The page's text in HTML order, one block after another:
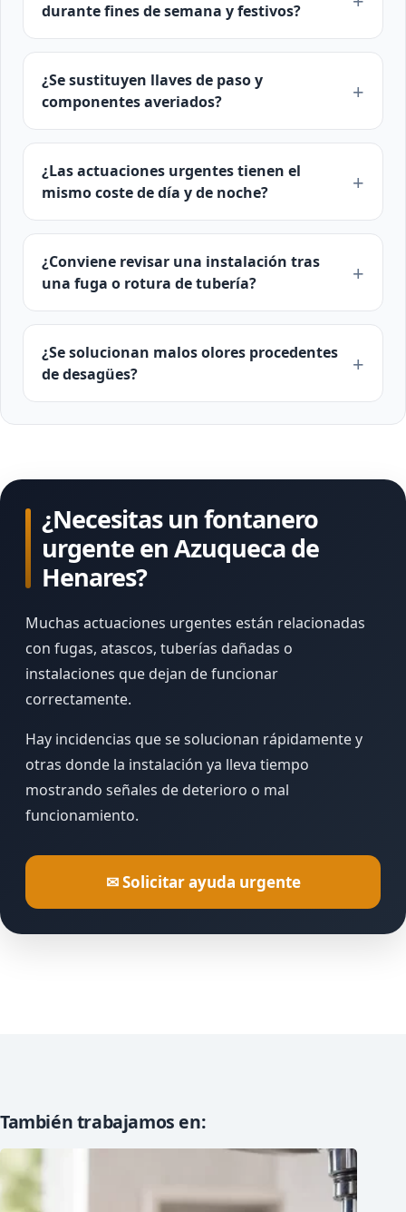
durante fines de semana y festivos?
¿Se sustituyen llaves de paso y
componentes averiados?
¿Las actuaciones urgentes tienen el
mismo coste de día y de noche?
¿Conviene revisar una instalación tras
una fuga o rotura de tubería?
¿Se solucionan malos olores procedentes
de desagües?
¿Necesitas un fontanero
urgente en Azuqueca de
Henares?
Muchas actuaciones urgentes están relacionadas
con fugas, atascos, tuberías dañadas o
instalaciones que dejan de funcionar
correctamente.
Hay incidencias que se solucionan rápidamente y
otras donde la instalación ya lleva tiempo
mostrando señales de deterioro o mal
funcionamiento.
✉ Solicitar ayuda urgente
También trabajamos en: